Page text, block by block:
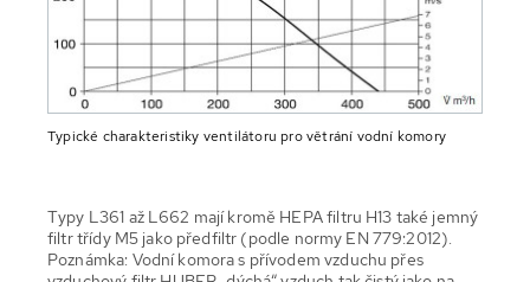
Typické charakteristiky ventilátoru pro větrání vodní komory
Typy L361 až L662 mají kromě HEPA filtru H13 také jemný
filtr třídy M5 jako předfiltr (podle normy EN 779:2012).
Poznámka: Vodní komora s přívodem vzduchu přes